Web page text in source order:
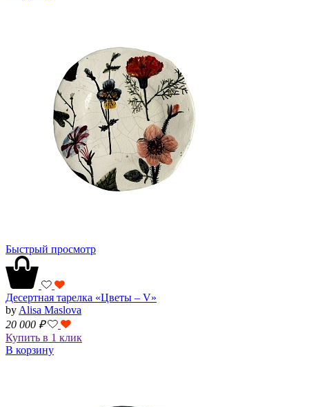
Быстрый просмотр
Десертная тарелка «Цветы – V»
by Alisa Maslova
20 000 ₽
Купить в 1 клик
В корзину